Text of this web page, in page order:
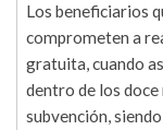
Los beneficiarios
comprometen a
gratuita, cuando
dentro de los doce
subvención,